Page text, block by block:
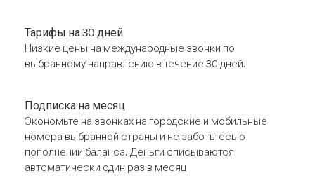
Тарифы на 30 дней
Низкие цены на международные звонки по
выбранному направлению в течение 30 дней.
Подписка на месяц
Экономьте на звонках на городские и мобильные
номера выбранной страны и не заботьтесь о
пополнении баланса. Деньги списываются
автоматически один раз в месяц